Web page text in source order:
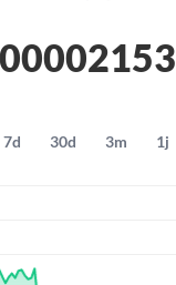
7d 30d 3m 1j